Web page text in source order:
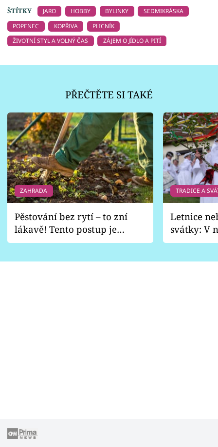
ŠTÍTKY
JARO HOBBY BYLINKY
SEDMIKRÁSKA
POPENEC
KOPŘIVA
PLICNÍK
ŽIVOTNÍ STYL A VOLNÝ ČAS
ZÁJEM O JÍDLO A PITÍ
PŘEČTĚTE SI TAKÉ
ZAHRADA
Pěstování bez rytí – to zní
lákavě! Tento postup je
vhodný jen pro některé
TRADICE A
Letnice
svátky: V
pondělí